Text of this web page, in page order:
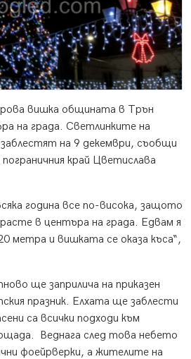
вишка общината в Трън
на града. Светлинките на
на 9 декември, съобщи
край Цветислава
година все по-висока, защото
в центъра на града. Едвам я
метра и вишката се оказа къса“,
ще заприлича на приказен
празник. Елхата ще заблести
са всички подходи към
Веднага след това небето
фоейрверки, а жителите на